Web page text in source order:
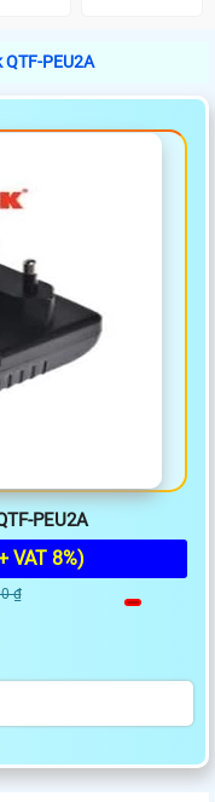
PEU2A
PEU2A
VAT 8%)
₫